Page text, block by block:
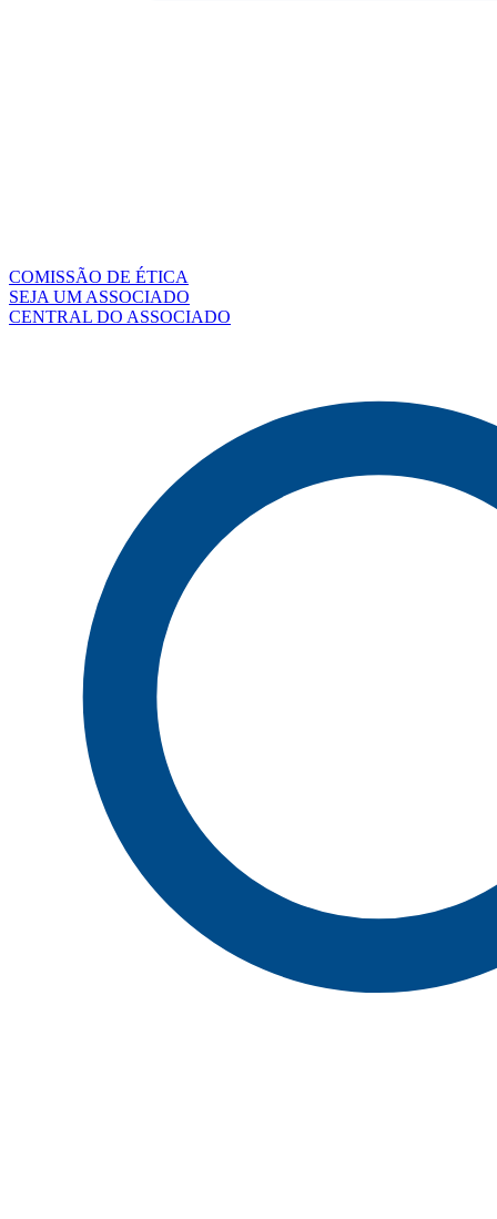
COMISSÃO DE ÉTICA
SEJA UM ASSOCIADO
CENTRAL DO ASSOCIADO